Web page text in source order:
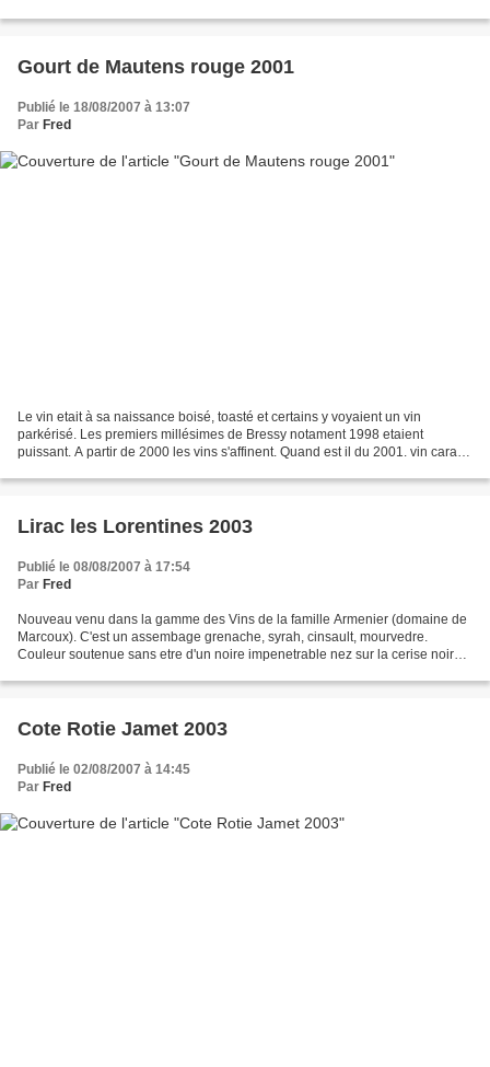
Gourt de Mautens rouge 2001
Publié le 18/08/2007 à 13:07
Par Fred
Le vin etait à sa naissance boisé, toasté et certains y voyaient un vin
parkérisé. Les premiers millésimes de Bressy notament 1998 etaient
puissant. A partir de 2000 les vins s'affinent. Quand est il du 2001. vin carafé
Lirac les Lorentines 2003
Publié le 08/08/2007 à 17:54
Par Fred
Nouveau venu dans la gamme des Vins de la famille Armenier (domaine de
Marcoux). C'est un assembage grenache, syrah, cinsault, mourvedre.
Couleur soutenue sans etre d'un noire impenetrable nez sur la cerise noire
Cote Rotie Jamet 2003
Publié le 02/08/2007 à 14:45
Par Fred